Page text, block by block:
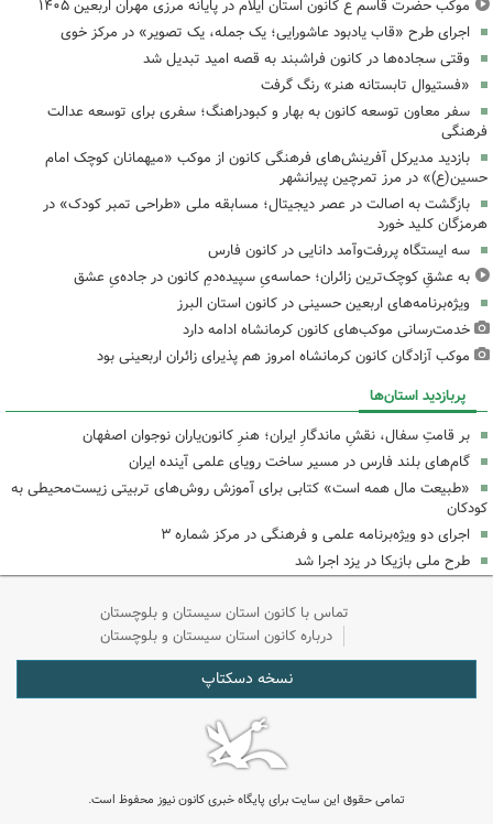
موکب حضرت قاسم ع کانون استان ایلام در پایانه مرزی مهران اربعین ۱۴۰۵
اجرای طرح «قاب یادبود عاشورایی؛ یک جمله، یک تصویر» در مرکز خوی
وقتی سجاده‌ها در کانون فراشبند به قصه امید تبدیل شد
«فستیوال تابستانه هنر» رنگ گرفت
سفر معاون توسعه کانون به بهار و کبودراهنگ؛ سفری برای توسعه عدالت
فرهنگی
بازدید مدیرکل آفرینش‌های فرهنگی کانون از موکب «میهمانان کوچک امام
حسین(ع)» در مرز تمرچین پیرانشهر
بازگشت به اصالت در عصر دیجیتال؛ مسابقه ملی «طراحی تمبر کودک» در
هرمزگان کلید خورد
سه ایستگاه پررفت‌وآمد دانایی در کانون فارس
به عشقِ کوچک‌ترین زائران؛ حماسه‌یِ سپیده‌دمِ کانون در جاده‌یِ عشق
ویژه‌برنامه‌های اربعین حسینی در کانون استان البرز
خدمت‌رسانی موکب‌های کانون کرمانشاه ادامه دارد
موکب آزادگان کانون کرمانشاه امروز هم پذیرای زائران اربعینی بود
پربازدید استان‌ها
بر قامتِ سفال، نقشِ ماندگارِ ایران؛ هنرِ کانون‌یاران نوجوان اصفهان
گام‌های بلند فارس در مسیر ساخت رویای علمی آینده ایران
«طبیعت مال همه است» کتابی برای آموزش روش‌های تربیتی زیست‌محیطی به
کودکان
اجرای دو ویژه‌برنامه علمی و فرهنگی در مرکز شماره ۳
طرح ملی بازیکا در یزد اجرا شد
تماس با کانون استان سیستان و بلوچستان
درباره کانون استان سیستان و بلوچستان
نسخه دسکتاپ
تمامی حقوق این سایت برای پایگاه خبری کانون نیوز محفوظ است.